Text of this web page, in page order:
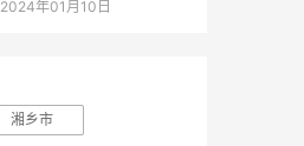
2024年01月10日
湘乡市